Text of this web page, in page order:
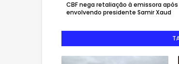
CBF nega retaliação à emissora
envolvendo presidente Samir Xaud